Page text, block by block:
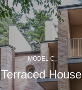
MODEL C
Terraced House